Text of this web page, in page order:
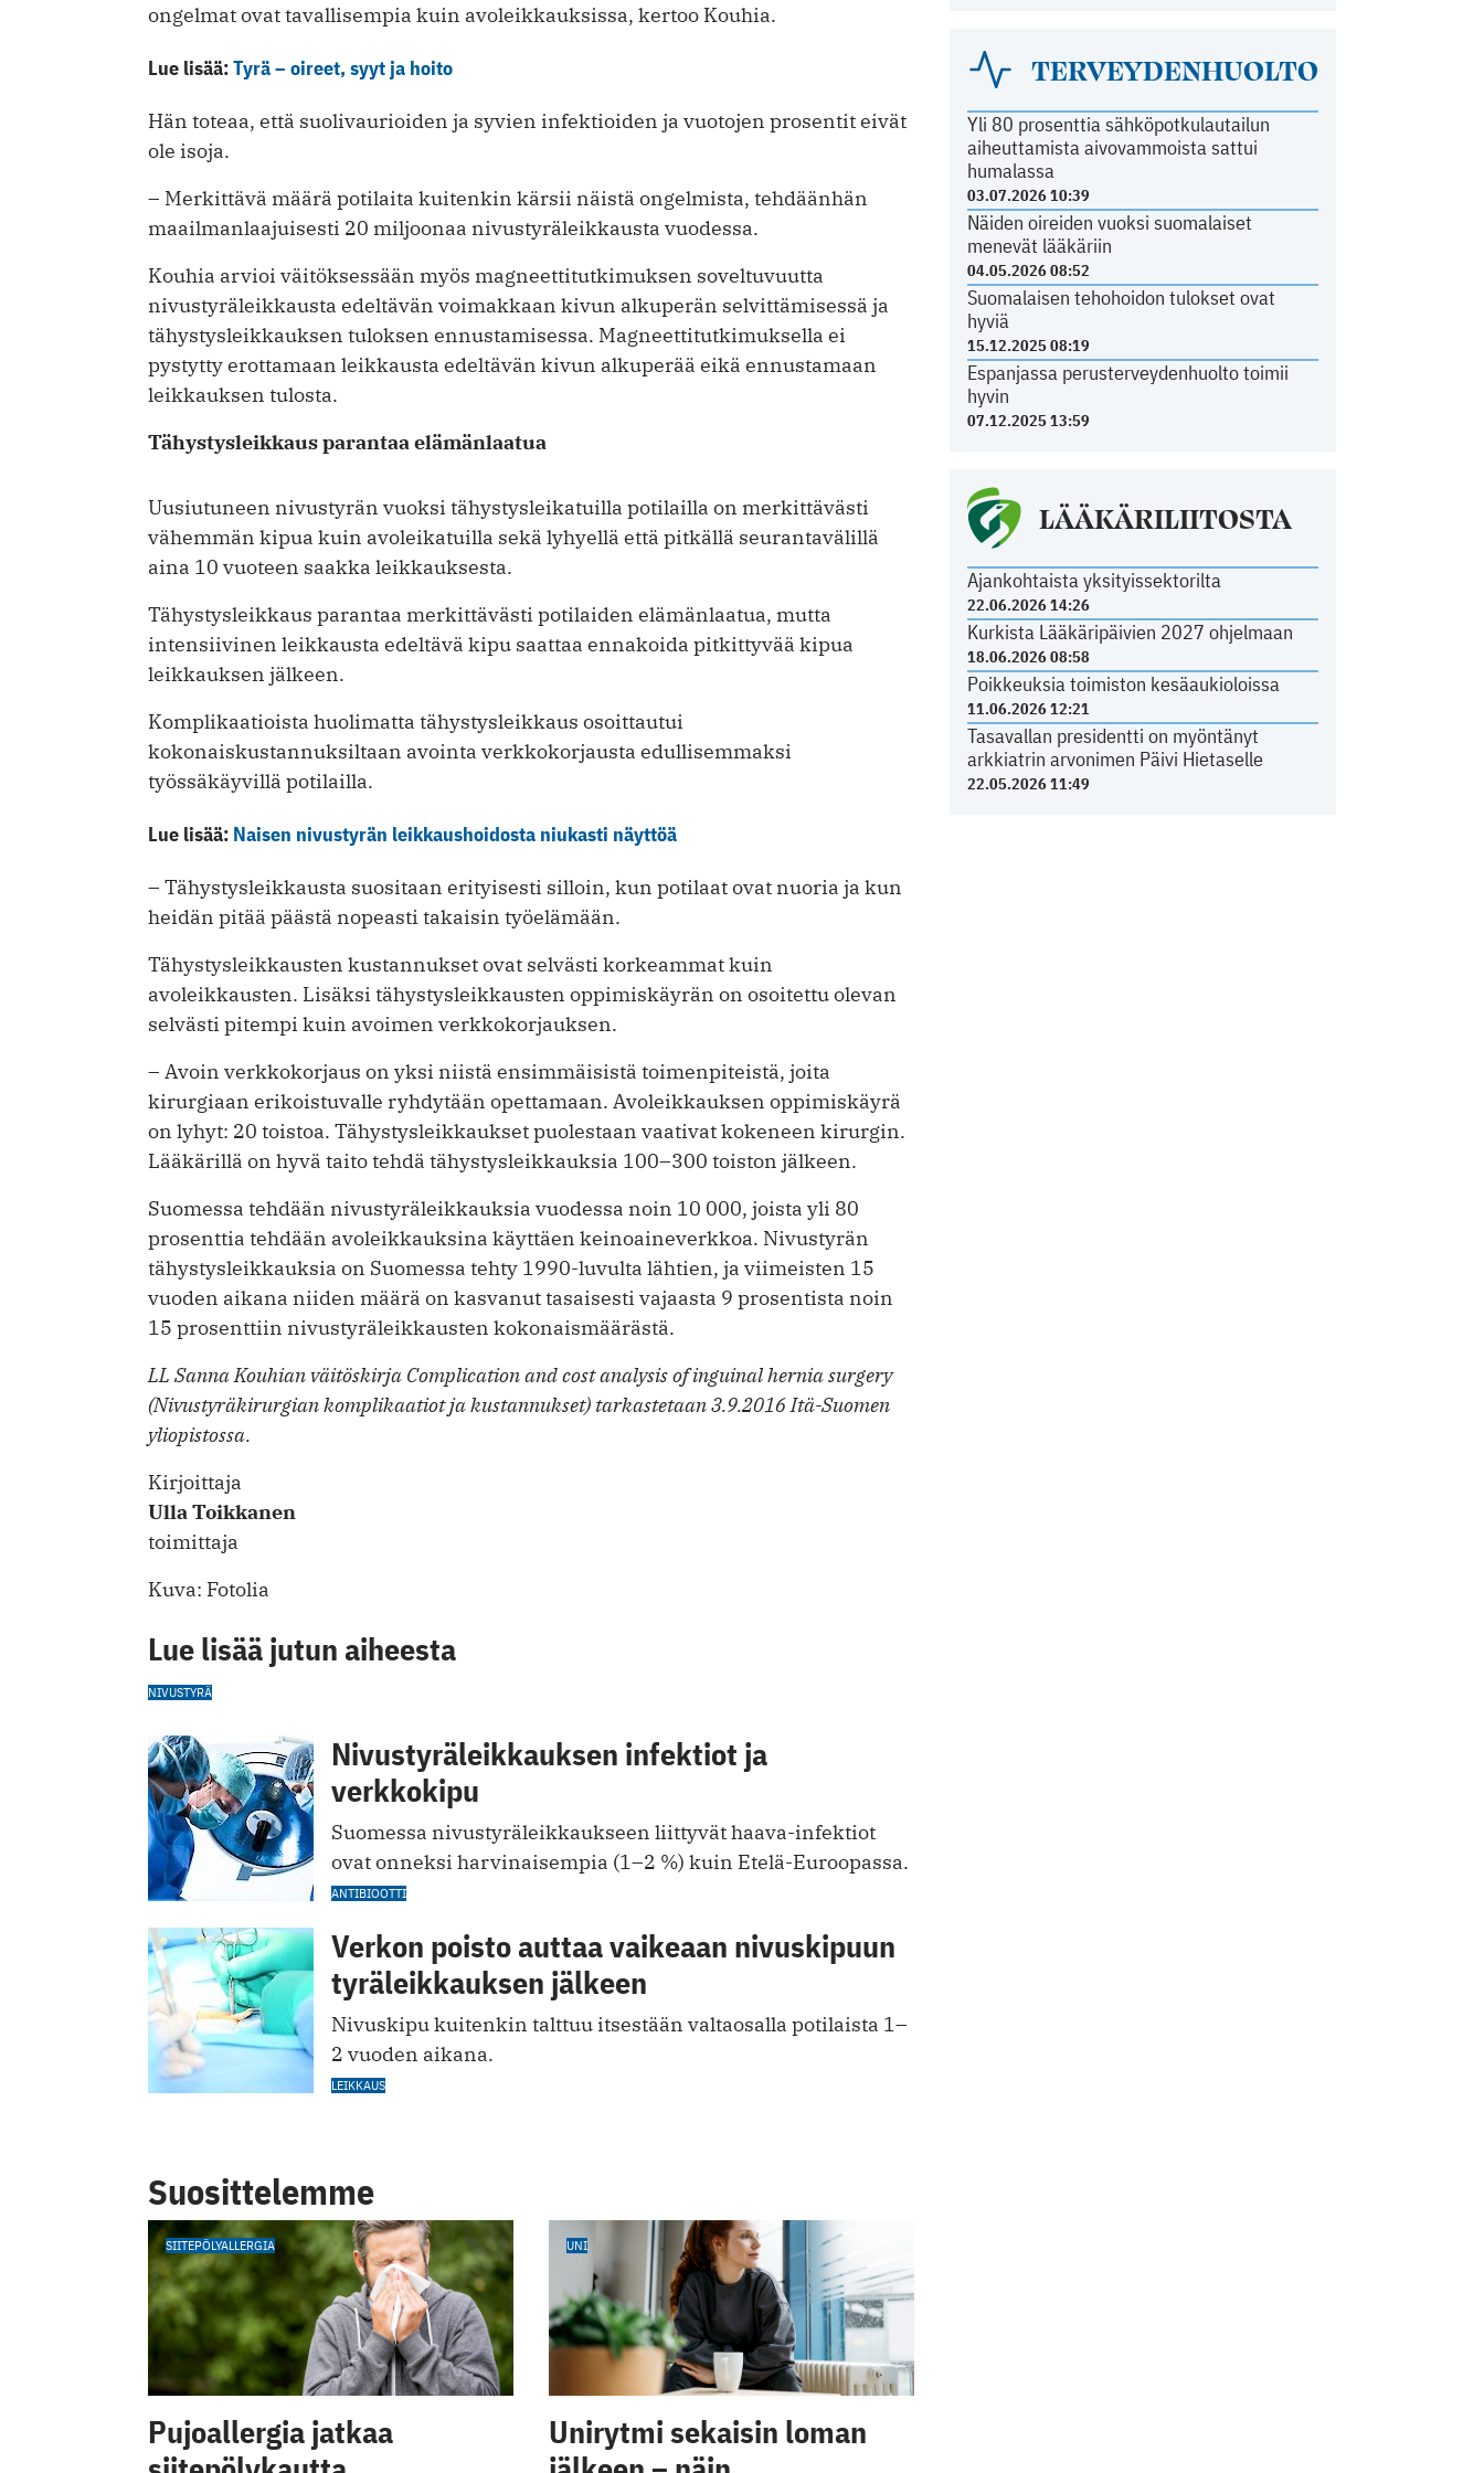
TERVEYDENHUOLTO
Yli 80 prosenttia sähköpotkulautailun
aiheuttamista aivovammoista sattui
humalassa
03.07.2026 10:39
Näiden oireiden vuoksi suomalaiset
menevät lääkäriin
04.05.2026 08:52
Suomalaisen tehohoidon tulokset ovat
hyviä
15.12.2025 08:19
Espanjassa perusterveydenhuolto toimii
hyvin
07.12.2025 13:59
LÄÄKÄRILIITOSTA
Ajankohtaista yksityissektorilta
22.06.2026 14:26
Kurkista Lääkäripäivien 2027 ohjelmaan
18.06.2026 08:58
Poikkeuksia toimiston kesäaukioloissa
11.06.2026 12:21
Tasavallan presidentti on myöntänyt
arkkiatrin arvonimen Päivi Hietaselle
22.05.2026 11:49
ongelmat ovat tavallisempia kuin avoleikkauksissa, kertoo Kouhia.
Lue lisää:Tyrä – oireet, syyt ja hoito
Hän toteaa, että suolivaurioiden ja syvien infektioiden ja vuotojen prosentit eivät
ole isoja.
– Merkittävä määrä potilaita kuitenkin kärsii näistä ongelmista, tehdäänhän
maailmanlaajuisesti 20 miljoonaa nivustyräleikkausta vuodessa.
Kouhia arvioi väitöksessään myös magneettitutkimuksen soveltuvuutta
nivustyräleikkausta edeltävän voimakkaan kivun alkuperän selvittämisessä ja
tähystysleikkauksen tuloksen ennustamisessa. Magneettitutkimuksella ei
pystytty erottamaan leikkausta edeltävän kivun alkuperää eikä ennustamaan
leikkauksen tulosta.
Tähystysleikkaus parantaa elämänlaatua
Uusiutuneen nivustyrän vuoksi tähystysleikatuilla potilailla on merkittävästi
vähemmän kipua kuin avoleikatuilla sekä lyhyellä että pitkällä seurantavälillä
aina 10 vuoteen saakka leikkauksesta.
Tähystysleikkaus parantaa merkittävästi potilaiden elämänlaatua, mutta
intensiivinen leikkausta edeltävä kipu saattaa ennakoida pitkittyvää kipua
leikkauksen jälkeen.
Komplikaatioista huolimatta tähystysleikkaus osoittautui
kokonaiskustannuksiltaan avointa verkkokorjausta edullisemmaksi
työssäkäyvillä potilailla.
Lue lisää: Naisen nivustyrän leikkaushoidosta niukasti näyttöä
– Tähystysleikkausta suositaan erityisesti silloin, kun potilaat ovat nuoria ja kun
heidän pitää päästä nopeasti takaisin työelämään.
Tähystysleikkausten kustannukset ovat selvästi korkeammat kuin
avoleikkausten. Lisäksi tähystysleikkausten oppimiskäyrän on osoitettu olevan
selvästi pitempi kuin avoimen verkkokorjauksen.
– Avoin verkkokorjaus on yksi niistä ensimmäisistä toimenpiteistä, joita
kirurgiaan erikoistuvalle ryhdytään opettamaan. Avoleikkauksen oppimiskäyrä
on lyhyt: 20 toistoa. Tähystysleikkaukset puolestaan vaativat kokeneen kirurgin.
Lääkärillä on hyvä taito tehdä tähystysleikkauksia 100–300 toiston jälkeen.
Suomessa tehdään nivustyräleikkauksia vuodessa noin 10 000, joista yli 80
prosenttia tehdään avoleikkauksina käyttäen keinoaineverkkoa. Nivustyrän
tähystysleikkauksia on Suomessa tehty 1990-luvulta lähtien, ja viimeisten 15
vuoden aikana niiden määrä on kasvanut tasaisesti vajaasta 9 prosentista noin
15 prosenttiin nivustyräleikkausten kokonaismäärästä.
LL Sanna Kouhian väitöskirja Complication and cost analysis of inguinal hernia surgery
(Nivustyräkirurgian komplikaatiot ja kustannukset) tarkastetaan 3.9.2016 Itä-Suomen
yliopistossa.
Kirjoittaja
Ulla Toikkanen
toimittaja
Kuva: Fotolia
Lue lisää jutun aiheesta
NIVUSTYRÄ
Nivustyräleikkauksen infektiot ja
verkkokipu
Suomessa nivustyräleikkaukseen liittyvät haava-infektiot
ovat onneksi harvinaisempia (1–2 %) kuin Etelä-Euroopassa.
ANTIBIOOTTI
Verkon poisto auttaa vaikeaan nivuskipuun
tyräleikkauksen jälkeen
Nivuskipu kuitenkin talttuu itsestään valtaosalla potilaista 1–
2 vuoden aikana.
LEIKKAUS
Suosittelemme
SIITEPÖLYALLERGIA
Pujoallergia jatkaa
UNI
Unirytmi sekaisin loman